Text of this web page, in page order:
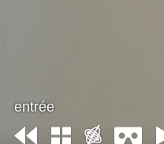
entrée